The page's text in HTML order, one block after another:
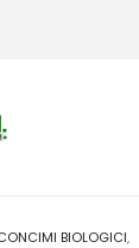
BIOLOGICI,